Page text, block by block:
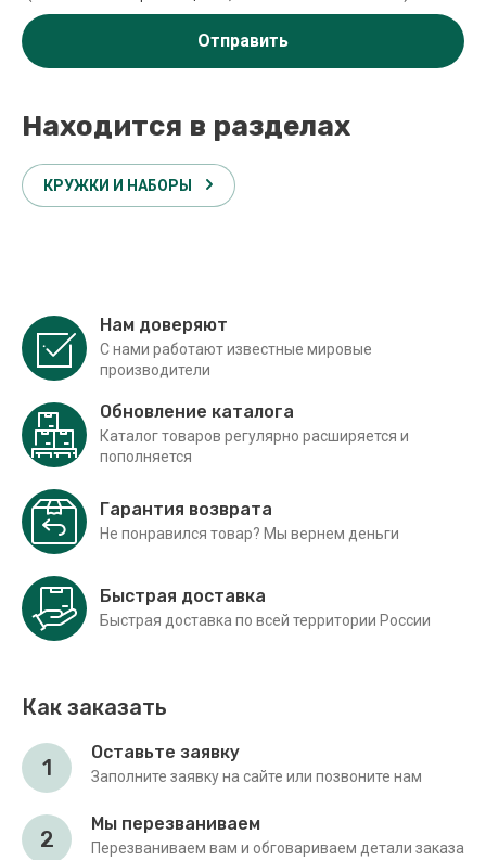
Отправить
Находится в разделах
КРУЖКИ И НАБОРЫ
Нам доверяют
С нами работают известные мировые
производители
Обновление каталога
Каталог товаров регулярно расширяется и
пополняется
Гарантия возврата
Не понравился товар? Мы вернем деньги
Быстрая доставка
Быстрая доставка по всей территории России
Как заказать
1
Оставьте заявку
Заполните заявку на сайте или позвоните нам
2
Мы перезваниваем
Перезваниваем вам и обговариваем детали заказа